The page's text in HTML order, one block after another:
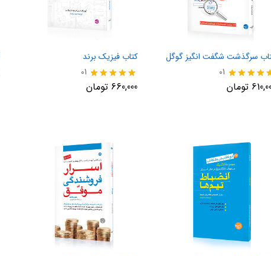
سرگذشت شگفت انگیز گوگل
5.00
01
تومان
کتاب فیزیک برند
نمره
5.00
01
660,000 تومان